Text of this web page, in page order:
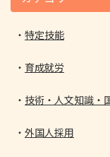
特定技能
育成就労
技術・人文知識・
外国人採用